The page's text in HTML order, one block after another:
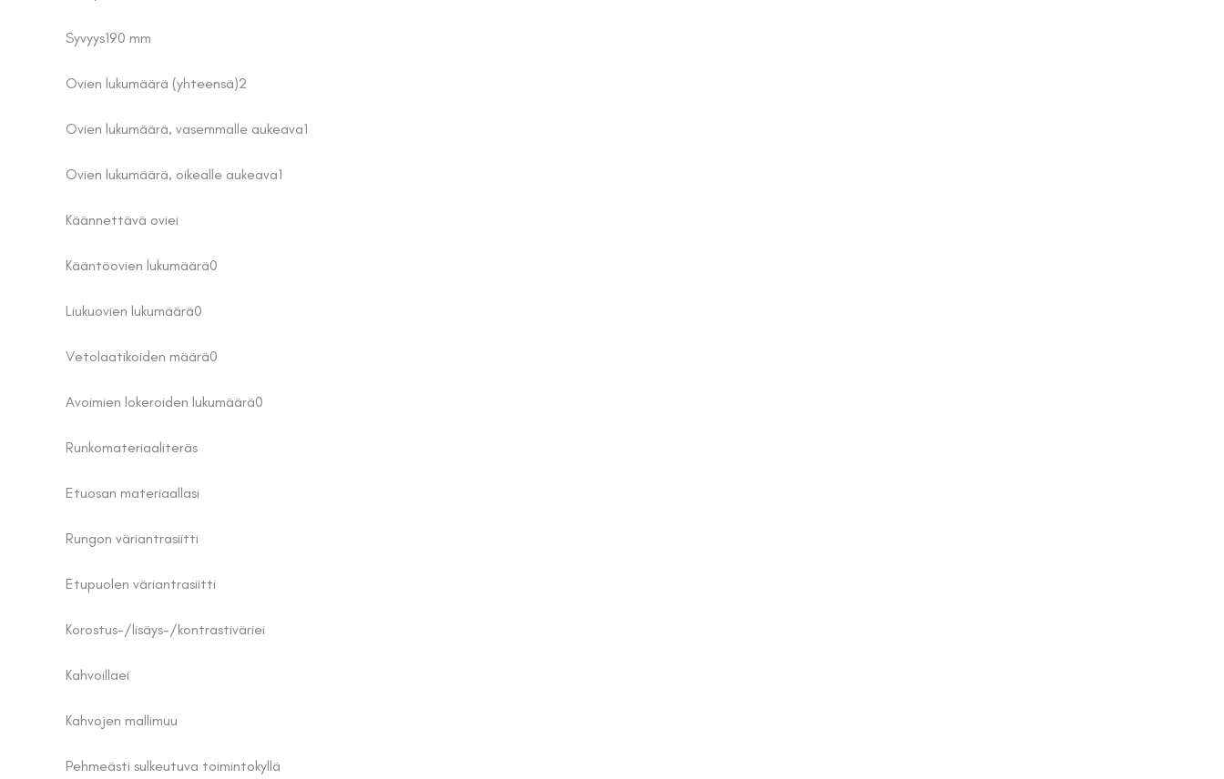
Syvyys190 mm
Ovien lukumäärä (yhteensä)2
Ovien lukumäärä, vasemmalle aukeava1
Ovien lukumäärä, oikealle aukeava1
Käännettävä oviei
Kääntöovien lukumäärä0
Liukuovien lukumäärä0
Vetolaatikoiden määrä0
Avoimien lokeroiden lukumäärä0
Runkomateriaaliteräs
Etuosan materiaallasi
Rungon väriantrasiitti
Etupuolen väriantrasiitti
Korostus-/lisäys-/kontrastiväriei
Kahvoillaei
Kahvojen mallimuu
Pehmeästi sulkeutuva toimintokyllä